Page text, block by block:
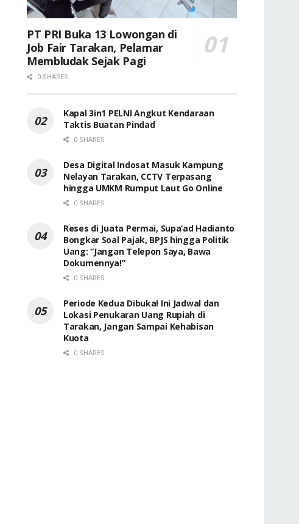
PT PRI Buka 13 Lowongan di
Job Fair Tarakan, Pelamar
Membludak Sejak Pagi
0 SHARES
Kapal 3in1 PELNI Angkut Kendaraan
Taktis Buatan Pindad
0 SHARES
Desa Digital Indosat Masuk Kampung
Nelayan Tarakan, CCTV Terpasang
hingga UMKM Rumput Laut Go Online
0 SHARES
Reses di Juata Permai, Supa’ad Hadianto
Bongkar Soal Pajak, BPJS hingga Politik
Uang: “Jangan Telepon Saya, Bawa
Dokumennya!”
0 SHARES
Periode Kedua Dibuka! Ini Jadwal dan
Lokasi Penukaran Uang Rupiah di
Tarakan, Jangan Sampai Kehabisan
Kuota
0 SHARES